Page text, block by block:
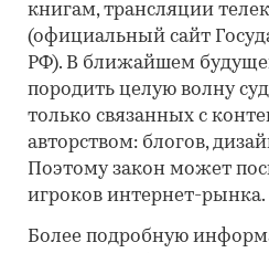
книгам, трансляции
(официальный сайт
РФ). В ближайшем
породить целую волну
только связанных с
авторством: блогов,
Поэтому закон может
игроков интернет-рынка.
Более подробную